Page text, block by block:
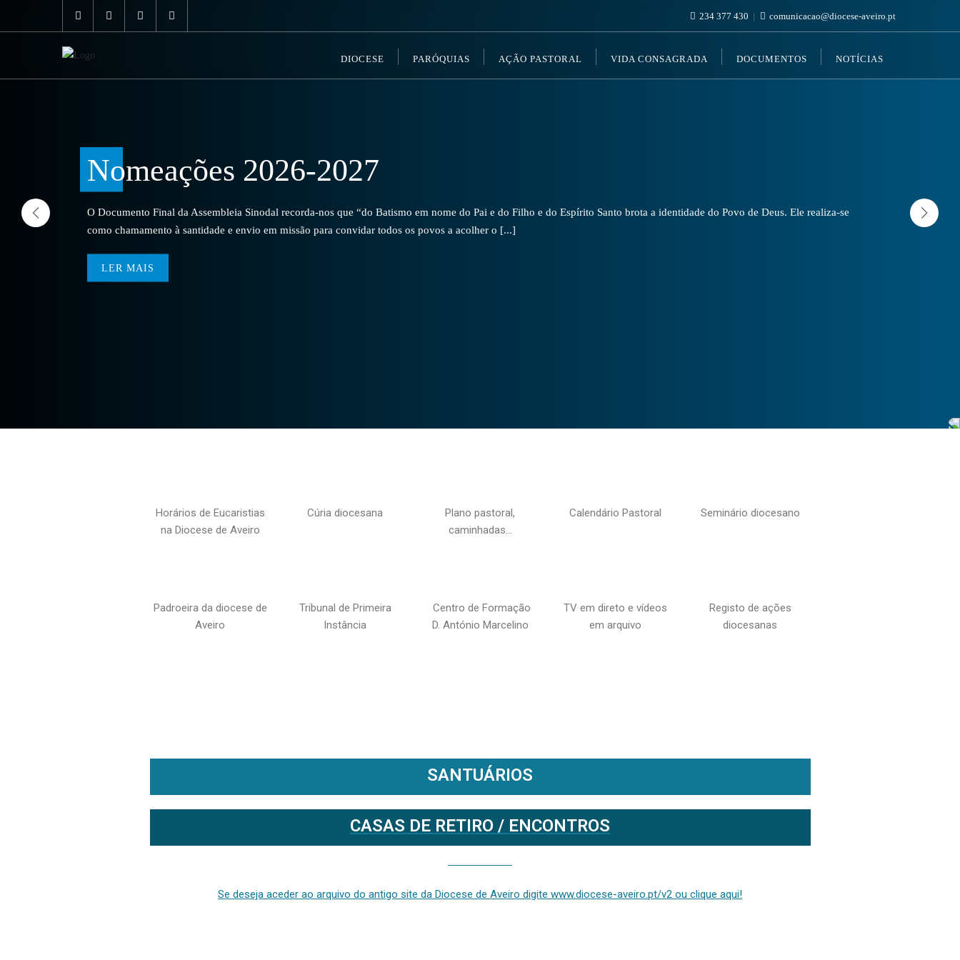
234 377 430 comunicacao@diocese-aveiro.pt
DIOCESE PARÓQUIAS AÇÃO PASTORAL VIDA CONSAGRADA DOCUMENTOS NOTÍCIAS
Nomeações 2026-2027
O Documento Final da Assembleia Sinodal recorda-nos que “do Batismo em nome do Pai e do Filho e do Espírito Santo brota a identidade do Povo de Deus. Ele realiza-se
como chamamento à santidade e envio em missão para convidar todos os povos a acolher o [...]
LER MAIS
Horários de Eucaristias
na Diocese de Aveiro
Cúria diocesana
Plano pastoral,
caminhadas…
Calendário Pastoral Seminário diocesano
Padroeira da diocese de
Aveiro
Tribunal de Primeira
Instância
Centro de Formação
D. António Marcelino
TV em direto e vídeos
em arquivo
Registo de ações
diocesanas
SANTUÁRIOS
CASAS DE RETIRO / ENCONTROS
Se deseja aceder ao arquivo do antigo site da Diocese de Aveiro digite www.diocese-aveiro.pt/v2 ou clique aqui!